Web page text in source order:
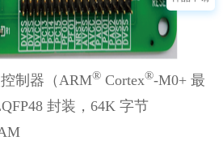
控制器（ARM® Cortex®-M0+ 最
封装，64K 字节